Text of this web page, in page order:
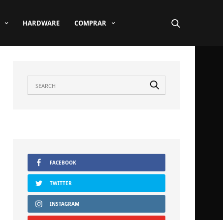
HARDWARE COMPRAR
FACEBOOK
TWITTER
INSTAGRAM